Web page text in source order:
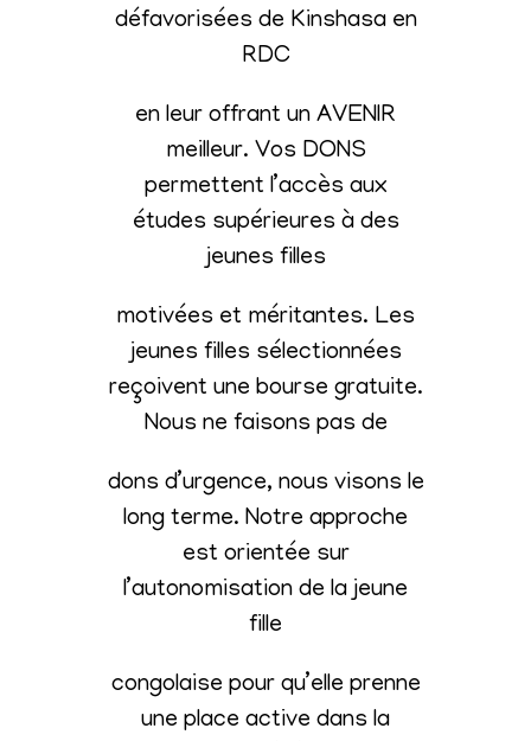
défavorisées de Kinshasa en
RDC
en leur offrant un AVENIR
meilleur. Vos DONS
permettent l’accès aux
études supérieures à des
jeunes filles
motivées et méritantes. Les
jeunes filles sélectionnées
reçoivent une bourse gratuite.
Nous ne faisons pas de
dons d’urgence, nous visons le
long terme. Notre approche
est orientée sur
l’autonomisation de la jeune
fille
congolaise pour qu’elle prenne
une place active dans la